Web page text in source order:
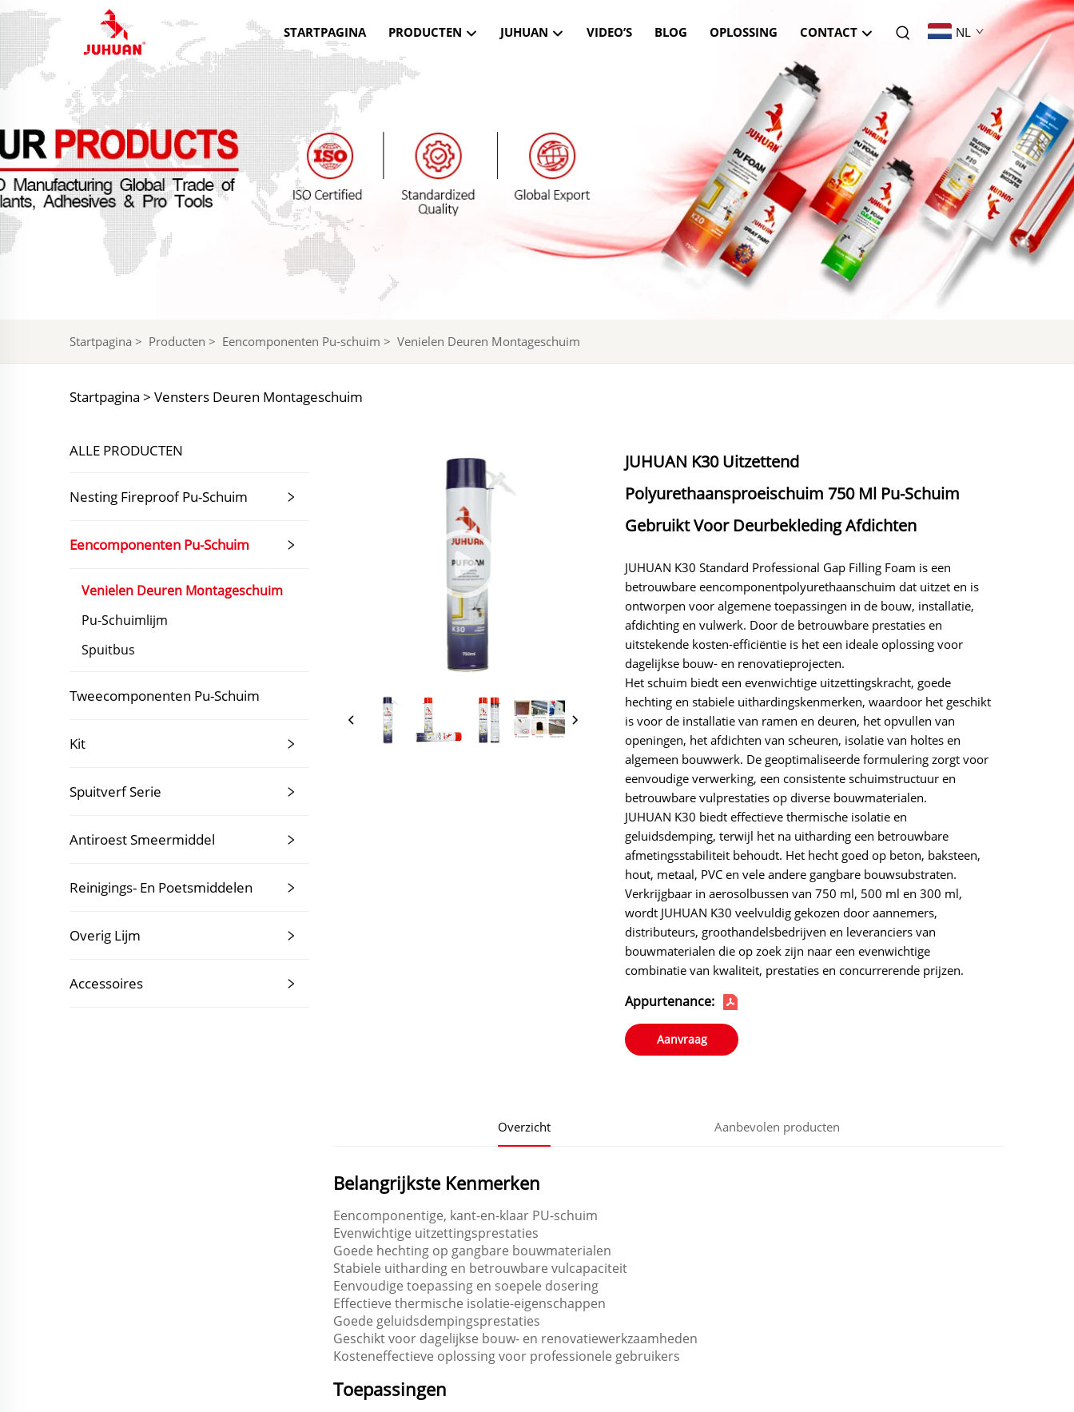
STARTPAGINA PRODUCTEN JUHUAN VIDEO’S BLOG OPLOSSING CONTACT NL
Startpagina > Producten > Eencomponenten Pu-schuim > Venielen Deuren Montageschuim
Startpagina > Vensters Deuren Montageschuim
ALLE PRODUCTEN
Nesting Fireproof Pu-Schuim
Eencomponenten Pu-Schuim
Venielen Deuren Montageschuim
Pu-Schuimlijm
Spuitbus
Tweecomponenten Pu-Schuim
Kit
Spuitverf Serie
Antiroest Smeermiddel
Reinigings- En Poetsmiddelen
Overig Lijm
Accessoires
JUHUAN K30 Uitzettend
Polyurethaansproeischuim 750 Ml Pu-Schuim
Gebruikt Voor Deurbekleding Afdichten
JUHUAN K30 Standard Professional Gap Filling Foam is een
betrouwbare eencomponentpolyurethaanschuim dat uitzet en is
ontworpen voor algemene toepassingen in de bouw, installatie,
afdichting en vulwerk. Door de betrouwbare prestaties en
uitstekende kosten-efficiëntie is het een ideale oplossing voor
dagelijkse bouw- en renovatieprojecten.
Het schuim biedt een evenwichtige uitzettingskracht, goede
hechting en stabiele uithardingskenmerken, waardoor het geschikt
is voor de installatie van ramen en deuren, het opvullen van
openingen, het afdichten van scheuren, isolatie van holtes en
algemeen bouwwerk. De geoptimaliseerde formulering zorgt voor
eenvoudige verwerking, een consistente schuimstructuur en
betrouwbare vulprestaties op diverse bouwmaterialen.
JUHUAN K30 biedt effectieve thermische isolatie en
geluidsdemping, terwijl het na uitharding een betrouwbare
afmetingsstabiliteit behoudt. Het hecht goed op beton, baksteen,
hout, metaal, PVC en vele andere gangbare bouwsubstraten.
Verkrijgbaar in aerosolbussen van 750 ml, 500 ml en 300 ml,
wordt JUHUAN K30 veelvuldig gekozen door aannemers,
distributeurs, groothandelsbedrijven en leveranciers van
bouwmaterialen die op zoek zijn naar een evenwichtige
combinatie van kwaliteit, prestaties en concurrerende prijzen.
Appurtenance:
Aanvraag
Overzicht Aanbevolen producten
Belangrijkste Kenmerken
Eencomponentige, kant-en-klaar PU-schuim
Evenwichtige uitzettingsprestaties
Goede hechting op gangbare bouwmaterialen
Stabiele uitharding en betrouwbare vulcapaciteit
Eenvoudige toepassing en soepele dosering
Effectieve thermische isolatie-eigenschappen
Goede geluidsdempingsprestaties
Geschikt voor dagelijkse bouw- en renovatiewerkzaamheden
Kosteneffectieve oplossing voor professionele gebruikers
Toepassingen